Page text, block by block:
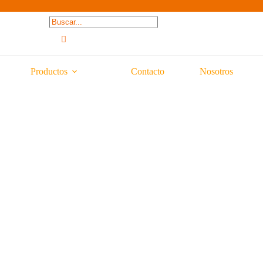
Productos Contacto Nosotros